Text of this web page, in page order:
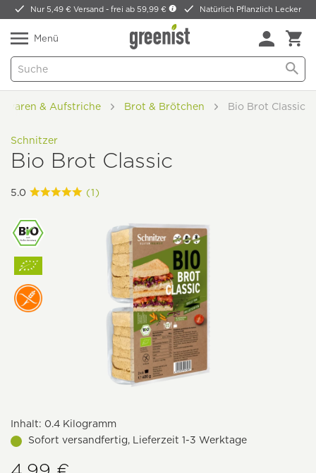
Nur 5,49 € Versand -frei ab 59,99 € Natürlich Pflanzlich Lecker
Menü
& Aufstriche Brot & Brötchen Bio Brot Classic
Schnitzer
Bio Brot Classic
5.0 (1)
Inhalt: 0.4 Kilogramm
Sofort versandfertig, Lieferzeit 1-3 Werktage